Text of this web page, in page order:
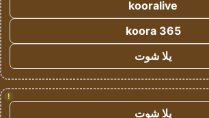
kooralive
koora 365
يلا شوت
!
يلا شوت